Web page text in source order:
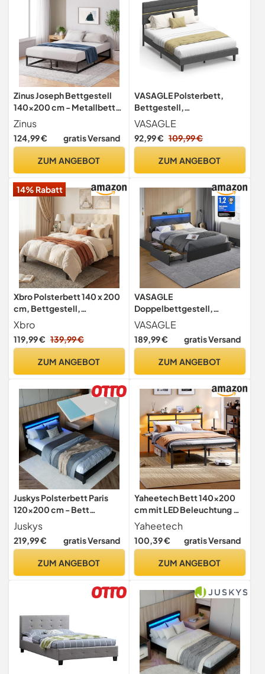
Zinus Joseph Bettgestell
140x200 cm - Metallbett
140x200 mit Lattenrost aus
Holz - 25 cm Hohe
Plattform mit Freiraum
Verpackung & Einfache
Zinus
124,99 € gratis Versand
ZUM ANGEBOT
VASAGLE Polsterbett,
Bettgestell,
Doppelbettgestell,
passend für 160 x 200 cm
Matratze, verstellbares
Bettrahmen, Metall,
schiefergrau RMB505G01
VASAGLE
92,99 € 109,99 €
ZUM ANGEBOT
14% Rabatt
Xbro Polsterbett 140 x 200
cm, Bettgestell,
Doppelbettgestell, mit
Weich Gepolstertem
Kopfteil, Leicht zu
Bettrahmen, Metall,
Xbro
119,99 € 139,99 €
ZUM ANGEBOT
VASAGLE
Doppelbettgestell,
Bettgestell, passend für
140 x 200 cm Matratze,
LED, Metallbett, 4
verstellbares gepolstertes
RMB827G02
VASAGLE
189,99 € gratis Versand
ZUM ANGEBOT
Juskys Polsterbett Paris
120x200 cm - Bett
komplett mit LED-
Beleuchtung, Matratze und
Lattenrost - Kunstleder
Jugendbett
Juskys
219,99 € gratis Versand
ZUM ANGEBOT
Yaheetech Bett 140×200
cm mit LED Beleuchtung &
Ladestation (2 Steckdosen,
2 USB), Bettgestell mit
Lattenrost aus Metall,
Doppelbett für
Gästezimmer
Yaheetech
100,39 € gratis Versand
ZUM ANGEBOT